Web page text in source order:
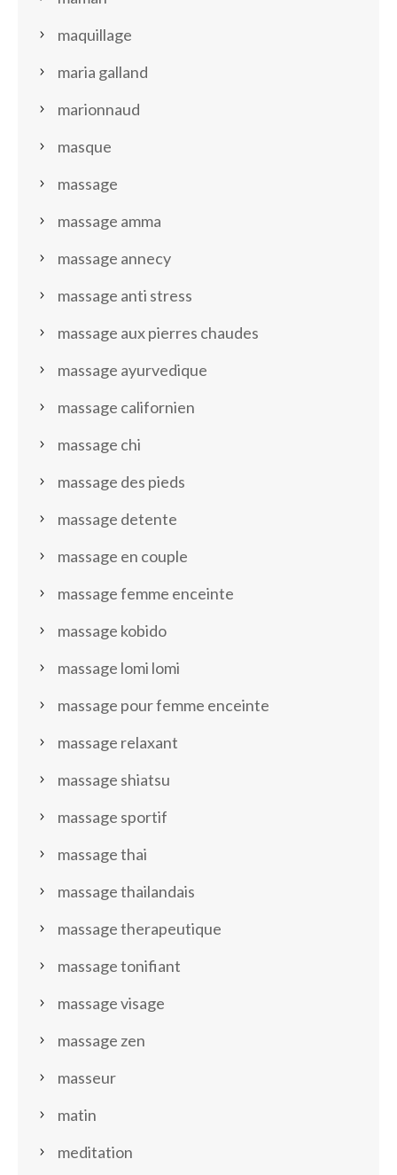
maquillage
maria galland
marionnaud
masque
massage
massage amma
massage annecy
massage anti stress
massage aux pierres chaudes
massage ayurvedique
massage californien
massage chi
massage des pieds
massage detente
massage en couple
massage femme enceinte
massage kobido
massage lomi lomi
massage pour femme enceinte
massage relaxant
massage shiatsu
massage sportif
massage thai
massage thailandais
massage therapeutique
massage tonifiant
massage visage
massage zen
masseur
matin
meditation